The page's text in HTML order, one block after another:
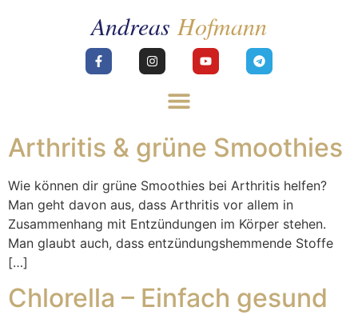
Arthritis & grüne Smoothies
Wie können dir grüne Smoothies bei Arthritis helfen?
Man geht davon aus, dass Arthritis vor allem in
Zusammenhang mit Entzündungen im Körper stehen.
Man glaubt auch, dass entzündungshemmende Stoffe
[…]
Chlorella – Einfach gesund